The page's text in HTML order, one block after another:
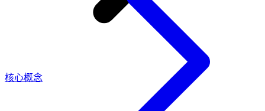
核心概念